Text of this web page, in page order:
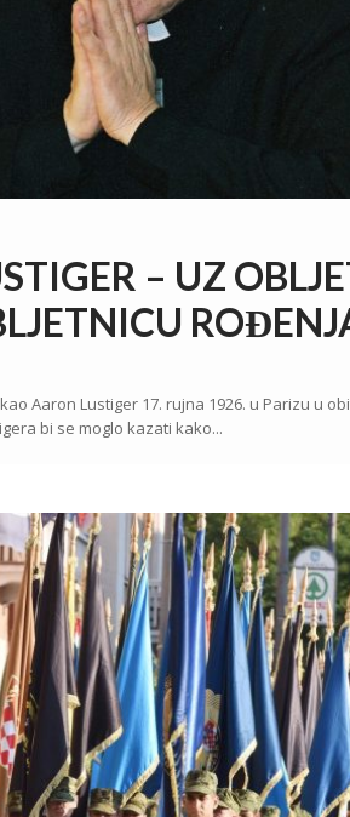
– UZ
Aaron Lustiger 17. rujna 1926. u Parizu u
bi se moglo kazati kako...